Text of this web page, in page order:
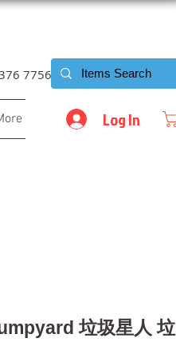
7756
Log In
垃圾星人 垃